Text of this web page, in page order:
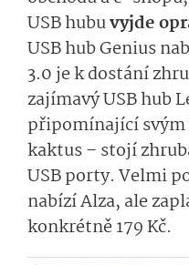
USB hubuvyjde
USB hub Genius
3.0 je k dostání
zajímavý USB hub
připomínající svým
kaktus – stojí
USB porty. Velmi
nabízí Alza, ale
konkrétně 179 Kč.